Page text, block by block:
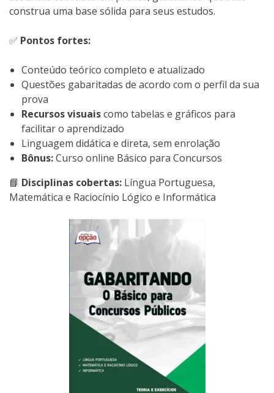
construa uma base sólida para seus estudos.
✅ Pontos fortes:
Conteúdo teórico completo e atualizado
Questões gabaritadas de acordo com o perfil da sua
prova
Recursos visuaiscomo tabelas e gráficos para
facilitar o aprendizado
Linguagem didática e direta, sem enrolação
Bônus:Curso online Básico para Concursos
📘 Disciplinas cobertas: Língua Portuguesa,
Matemática e Raciocínio Lógico e Informática